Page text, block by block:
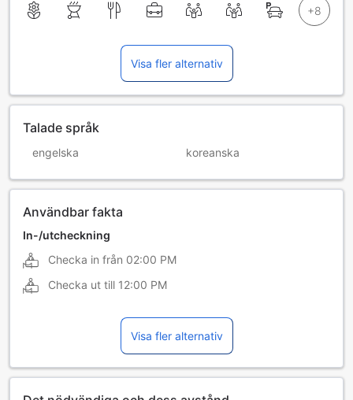
Visa fler alternativ
Talade språk
engelska koreanska
Användbar fakta
In-/utcheckning
Checka in från 02:00 PM
Checka ut till 12:00 PM
Visa fler alternativ